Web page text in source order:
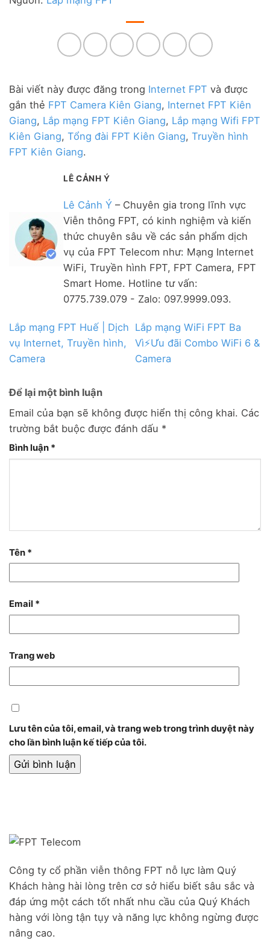
Bài viết này được đăng trong Internet FPT và được
gắn thẻ FPT Camera Kiên Giang, Internet FPT Kiên
Giang, Lắp mạng FPT Kiên Giang, Lắp mạng Wifi FPT
Kiên Giang, Tổng đài FPT Kiên Giang, Truyền hình
FPT Kiên Giang.
LÊ CẢNH Ý
Lê Cảnh Ý – Chuyên gia trong lĩnh vực
Viễn thông FPT, có kinh nghiệm và kiến
thức chuyên sâu về các sản phẩm dịch
vụ của FPT Telecom như: Mạng Internet
WiFi, Truyền hình FPT, FPT Camera, FPT
Smart Home. Hotline tư vấn:
0775.739.079 - Zalo: 097.9999.093.
Lắp mạng FPT Huế | Dịch
vụ Internet, Truyền hình,
Camera
Lắp mạng WiFi FPT Ba
Vì⚡️Ưu đãi Combo WiFi 6 &
Camera
Để lại một bình luận
Email của bạn sẽ không được hiển thị công khai. Các
trường bắt buộc được đánh dấu *
Bình luận *
Tên *
Email *
Trang web
Lưu tên của tôi, email, và trang web trong trình duyệt này
cho lần bình luận kế tiếp của tôi.
Công ty cổ phần viễn thông FPT nỗ lực làm Quý
Khách hàng hài lòng trên cơ sở hiểu biết sâu sắc và
đáp ứng một cách tốt nhất nhu cầu của Quý Khách
hàng với lòng tận tụy và năng lực không ngừng được
nâng cao.